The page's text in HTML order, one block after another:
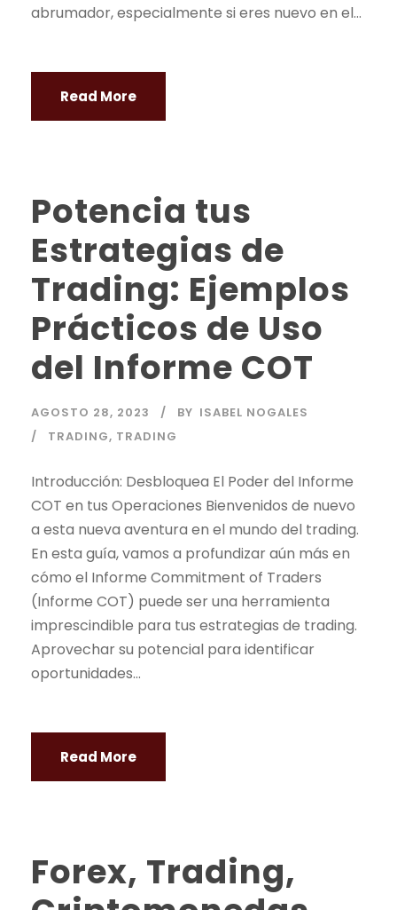
abrumador, especialmente si eres nuevo en el...
Read More
Potencia tus
Estrategias de
Trading: Ejemplos
Prácticos de Uso
del Informe COT
AGOSTO 28, 2023 BY ISABEL NOGALES
TRADING, TRADING
Introducción: Desbloquea El Poder del Informe
COT en tus Operaciones Bienvenidos de nuevo
a esta nueva aventura en el mundo del trading.
En esta guía, vamos a profundizar aún más en
cómo el Informe Commitment of Traders
(Informe COT) puede ser una herramienta
imprescindible para tus estrategias de trading.
Aprovechar su potencial para identificar
oportunidades...
Read More
Forex, Trading,